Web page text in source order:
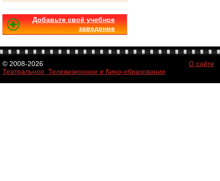
Добавьте своё учебное
заведение
© 2008-2026
Театральное, Телевизионное и Кино-образование
О сайте